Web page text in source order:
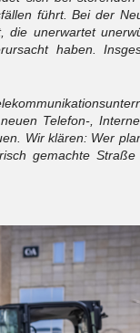
führt. Bei der
unerwartet
haben.
Telefon-,
Wir klären: Wer
gemachte